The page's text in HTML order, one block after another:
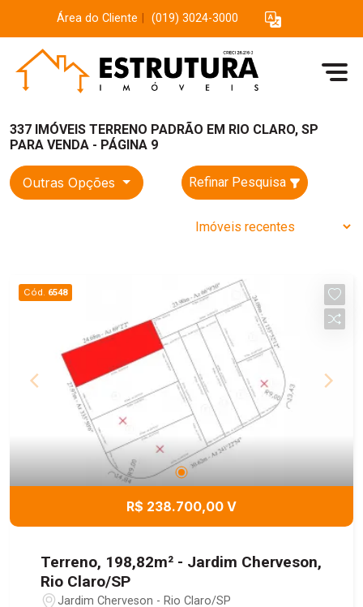
Área do Cliente (019) 3024-3000
337 IMÓVEIS TERRENO PADRÃO EM RIO CLARO, SP
PARA VENDA - PÁGINA 9
Outras Opções Refinar Pesquisa
Cód. 6548
R$ 238.700,00 V
Terreno, 198,82m² - Jardim Cherveson,
Rio Claro/SP
Jardim Cherveson - Rio Claro/SP